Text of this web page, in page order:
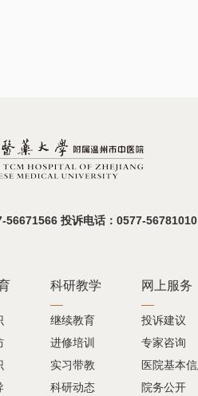
56671566 投诉电话：0577-
科研教学
继续教育
进修培训
实习带教
科研动态
网上服务
投诉建议
专家咨询
医院基本
院务公开